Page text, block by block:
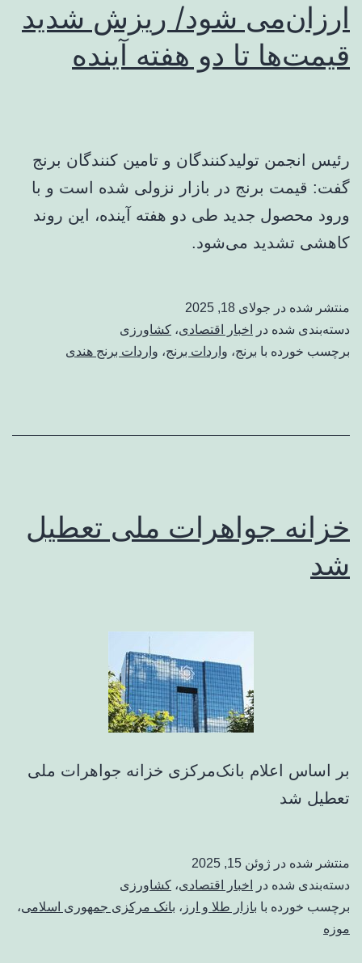
ارزان‌می شود/ ریزش شدید
قیمت‌ها تا دو هفته آینده
رئیس انجمن تولیدکنندگان و تامین کنندگان برنج
گفت: قیمت برنج در بازار نزولی شده است و با
ورود محصول جدید طی دو هفته آینده، این روند
کاهشی تشدید می‌شود.
منتشر شده در جولای 18, 2025
دسته‌بندی شده در
اخبار اقتصادی، کشاورزی
برچسب خورده با برنج، واردات برنج، واردات برنج هندی
خزانه جواهرات ملی تعطیل
شد
بر اساس اعلام بانک‌مرکزی خزانه جواهرات ملی
تعطیل شد
منتشر شده در ژوئن 15, 2025
دسته‌بندی شده در
اخبار اقتصادی، کشاورزی
برچسب خورده با بازار طلا و ارز ، بانک مرکزی جمهوری اسلامی،
موزه